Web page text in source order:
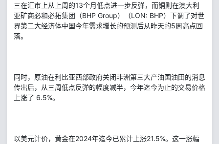
三在汇市上从上周的13个月低点进一步反弹，而铜则在澳大利
亚矿商必和必拓集团（BHP Group）（LON: BHP）下调了对世
界第二大经济体中国今年需求增长的预测后从昨天的5周高点回
落。
同时，原油在利比亚西部政府关闭非洲第三大产油国油田的消息
传出后，从三周低点反弹的幅度减半，今年迄今为止的交易价格
上涨了 6.5%。
以美元计价，黄金在2024年迄今已累计上涨21.5%。这一涨幅